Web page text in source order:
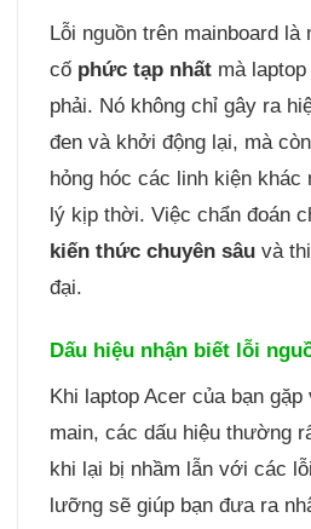
Lỗi nguồn trên mainboard
cố phức tạp nhấtmà laptop
phải. Nó không chỉ gây ra
đen và khởi động lại, mà
hỏng hóc các linh kiện
lý kịp thời. Việc chẩn đoán
kiến thức chuyên sâuvà
đại.
Dấu hiệu nhận biết lỗi
Khi laptop Acer của bạn
main, các dấu hiệu thường
khi lại bị nhầm lẫn với các
lưỡng sẽ giúp bạn đưa ra